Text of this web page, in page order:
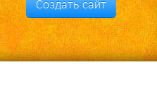
Создать сайт